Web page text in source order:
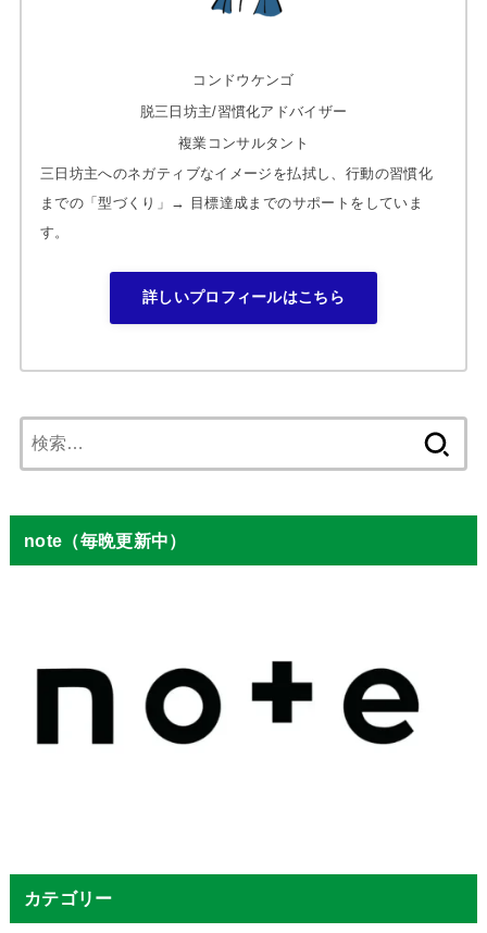
コンドウケンゴ
脱三日坊主/習慣化アドバイザー
複業コンサルタント
三日坊主へのネガティブなイメージを払拭し、行動の習慣化
までの「型づくり」→ 目標達成までのサポートをしていま
す。
詳しいプロフィールはこちら
索:
note（毎晩更新中）
カテゴリー